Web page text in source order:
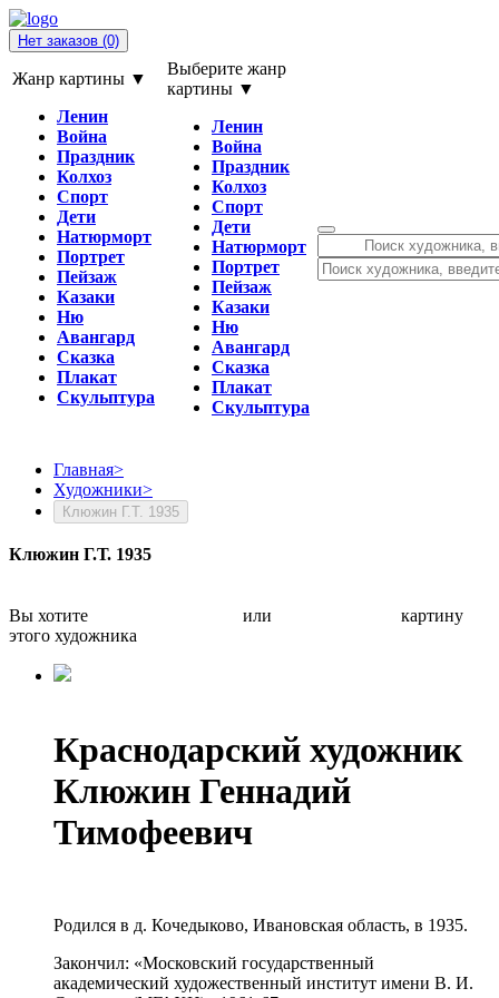
Нет заказов (0)
Жанр картины ▼
Ленин
Война
Праздник
Колхоз
Спорт
Дети
Натюрморт
Портрет
Пейзаж
Казаки
Ню
Авангард
Сказка
Плакат
Скульптура
Выберите жанр
картины ▼
Ленин
Война
Праздник
Колхоз
Спорт
Дети
Натюрморт
Портрет
Пейзаж
Казаки
Ню
Авангард
Сказка
Плакат
Скульптура
Главная>
Художники>
Клюжин Г.Т. 1935
Клюжин Г.Т. 1935
Вы хотите или
картину
этого художника
Краснодарский художник
Клюжин Геннадий
Тимофеевич
Родился в д. Кочедыково, Ивановская область, в 1935.
Закончил: «Московский государственный
академический художественный институт имени В. И.